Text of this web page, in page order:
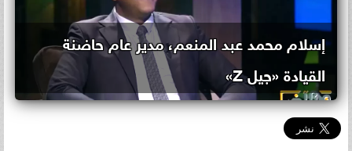
إسلام محمد عبد المنعم، مدير عام حاضنة
القيادة «جيل Z»